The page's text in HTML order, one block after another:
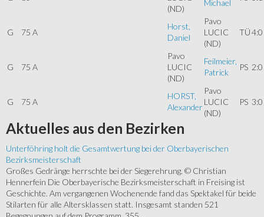
(ND)
Michael
G 75 A
Horst,
Daniel
Pavo
LUCIC
(ND)
TÜ4:0
G 75 A
Pavo
LUCIC
(ND)
Feilmeier,
Patrick
PS 2:0
G 75 A
HORST,
Alexander
Pavo
LUCIC
(ND)
PS 3:0
Aktuelles aus den Bezirken
Unterföhring holt die Gesamtwertung bei der Oberbayerischen
Bezirksmeisterschaft
Großes Gedränge herrschte bei der Siegerehrung. © Christian
Hennerfein Die Oberbayerische Bezirksmeisterschaft in Freising ist
Geschichte. Am vergangenen Wochenende fand das Spektakel für beide
Stilarten für alle Altersklassen statt. Insgesamt standen 521